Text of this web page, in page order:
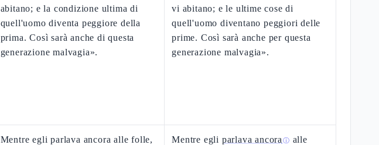
abitano; e la condizione ultima di
quell'uomo diventa peggiore della
prima. Così sarà anche di questa
generazione malvagia».
vi abitano; e le ultime cose di
quell'uomo diventano peggiori delle
prime. Così sarà anche per questa
generazione malvagia».
Mentre egli parlava ancora alle folle,
Mentre egli parlava ancora ⓘ alle